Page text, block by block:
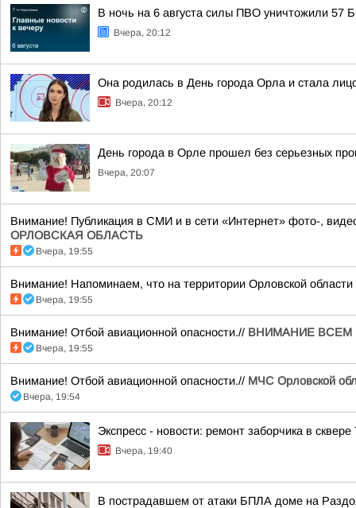
В ночь на 6 августа силы ПВО уничтожили 57
Вчера, 20:12
Она родилась в День города Орла и стала
Вчера, 20:12
День города в Орле прошел без серьезных
Вчера, 20:07
Внимание! Публикация в СМИ и в сети «Интернет» фото-,
ОРЛОВСКАЯ ОБЛАСТЬ
Вчера, 19:55
Внимание! Напоминаем, что на территории Орловской
Вчера, 19:55
Внимание! Отбой авиационной опасности.// ВНИМАНИЕ ВСЕМ
Вчера, 19:55
Внимание! Отбой авиационной опасности.// МЧС Орловской
Вчера, 19:54
Экспресс - новости: ремонт заборчика в сквере
Вчера, 19:40
В пострадавшем от атаки БПЛА доме на